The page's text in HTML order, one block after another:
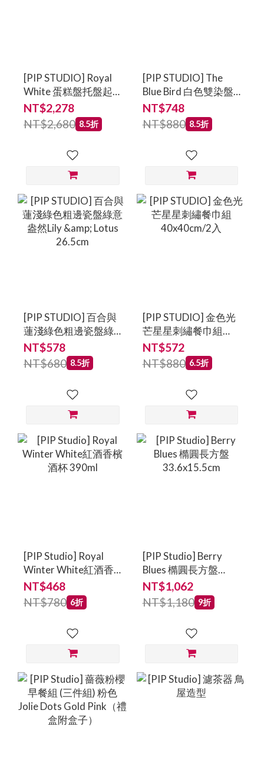
[PIP STUDIO] Royal
White 蛋糕盤托盤起
司盤分享盤
NT$2,278
NT$2,680 8.5折
[PIP STUDIO] The
Blue Bird 白色雙染盤
23cm
NT$748
NT$880 8.5折
[PIP STUDIO] 百合與
蓮淺綠色粗邊瓷盤綠
意盎然Lily & Lotus
26.5cm
NT$578
NT$680 8.5折
[PIP STUDIO] 金色光
芒星星刺繡餐巾組
40x40cm/2入
NT$572
NT$880 6.5折
[PIP Studio] Royal
Winter White紅酒香
檳酒杯 390ml
NT$468
NT$780 6折
[PIP Studio] Berry
Blues 橢圓長方盤
33.6x15.5cm
NT$1,062
NT$1,180 9折